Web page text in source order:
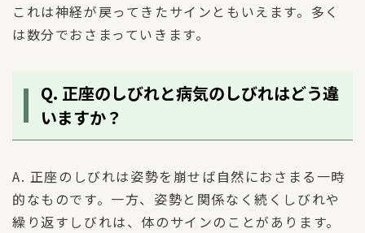
これは神経が戻ってきたサインともいえます。多く
は数分でおさまっていきます。
Q. 正座のしびれと病気のしびれはどう違
いますか？
A. 正座のしびれは姿勢を崩せば自然におさまる一時
的なものです。一方、姿勢と関係なく続くしびれや
繰り返すしびれは、体のサインのことがあります。